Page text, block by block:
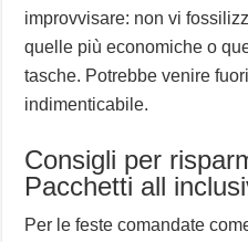
improvvisare: non vi
quelle più economiche o
tasche. Potrebbe venire
indimenticabile.
Consigli per
Pacchetti all
Per le feste comandate